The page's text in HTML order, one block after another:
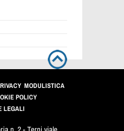
MODULISTICA
POLICY
LEGALI